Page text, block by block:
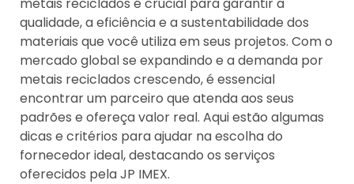
qualidade, a eficiência e a sustentabilidade dos
materiais que você utiliza em seus projetos. Com o
mercado global se expandindo e a demanda por
metais reciclados crescendo, é essencial
encontrar um parceiro que atenda aos seus
padrões e ofereça valor real. Aqui estão algumas
dicas e critérios para ajudar na escolha do
fornecedor ideal, destacando os serviços
oferecidos pela JP IMEX.